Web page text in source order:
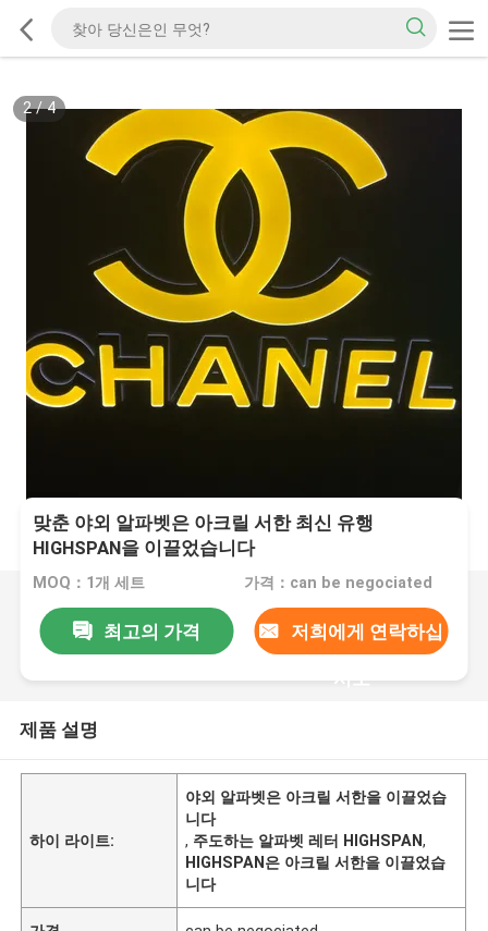
2/4
맞춘 야외 알파벳은 아크릴 서한 최신 유행
HIGHSPAN을 이끌었습니다
MOQ：1개 세트 가격：can be negociated
최고의 가격 저희에게 연락하십
시오
제품 설명
하이 라이트:
야외 알파벳은 아크릴 서한을 이끌었습
니다
, 주도하는 알파벳 레터 HIGHSPAN,
HIGHSPAN은 아크릴 서한을 이끌었습
니다